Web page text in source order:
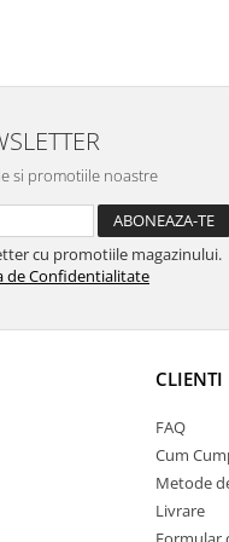
si promotiile noastre
cu promotiile magazinului.
de Confidentialitate
CLIENTI
FAQ
Cum
Metode
Livrare